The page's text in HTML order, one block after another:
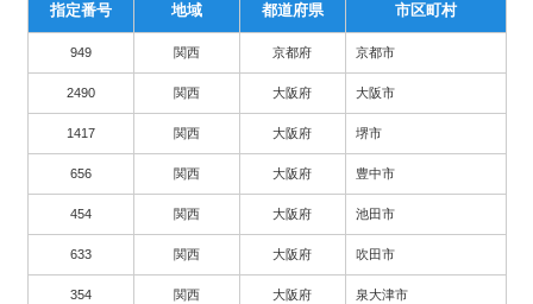
指定番号 地域 都道府県 市区町村
949 関西 京都府 京都市
2490 関西 大阪府 大阪市
1417 関西 大阪府 堺市
656 関西 大阪府 豊中市
454 関西 大阪府 池田市
633 関西 大阪府 吹田市
354 関西 大阪府 泉大津市